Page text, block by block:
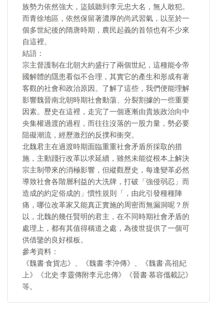
族勢力依然強大，盜賊聽到李元忠大名，無人敢犯。
而青徐地區，依然保留著濃厚的尚武習氣，以至於一
個多世紀後的隋唐時期，農民起義的首領也有不少來
自這裡。
結語：
宗主督護制在北朝大約盛行了兩個世紀，這種能令帝
國解體的隱患看似不合理，其實它的產生和形成有著
客觀的社會和政治原因。了解了這些，我們便能理解
影響魏晉南北朝時期社會動蕩、分裂割據的一些重要
因素。歷史在這裡，走完了一個逐漸由貴族政治向中
央集權過渡的過程，而往往沒落的一股力量，勢必要
阻礙潮流，經歷激烈的反撲和衝突。
北魏君主在過渡時期面臨重重社會矛盾所採取的措
施，主動踐行改革以求延續，雖然未能從根本上解決
宗主制帶來的消極影響，但縱觀歷史，每逢變革必然
導致社會各階層利益的大洗牌，打破「強侵弱忍」而
造成的約定俗成的」慣性規則「，由此引發種種陣
痛，哪位改革家又能真正實施的周密而無漏洞呢？所
以，北魏的幾任賢明的君主，在不同時期社會矛盾的
處理上，都有其值得稱道之處，為後世提供了一個可
供借鑒的良好模板。
參考資料：
《魏書·食貨志》、《魏書·李沖傳》、《魏書·高祖紀
上》《北史·李靈傳附李元忠傳》《晉書·慕容儶載記》
等。